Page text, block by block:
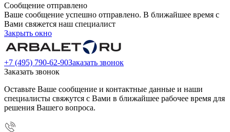
Сообщение отправлено
Ваше сообщение успешно отправлено. В ближайшее время с
Вами свяжется наш специалист
Закрыть окно
+7 (495) 790-62-90Заказать звонок
Заказать звонок
Оставьте Ваше сообщение и контактные данные и наши
специалисты свяжутся с Вами в ближайшее рабочее время для
решения Вашего вопроса.